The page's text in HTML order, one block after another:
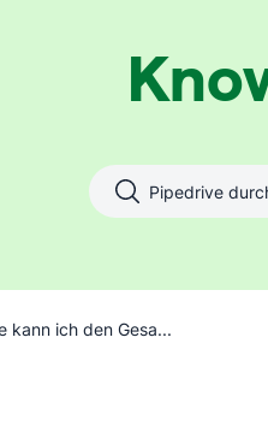
kann ich den Gesa...